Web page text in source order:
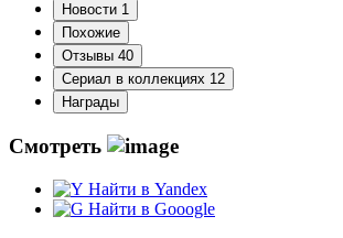
Новости 1
Похожие
Отзывы 40
Сериал в коллекциях 12
Награды
Смотреть
Найти в Yandex
Найти в Gooogle